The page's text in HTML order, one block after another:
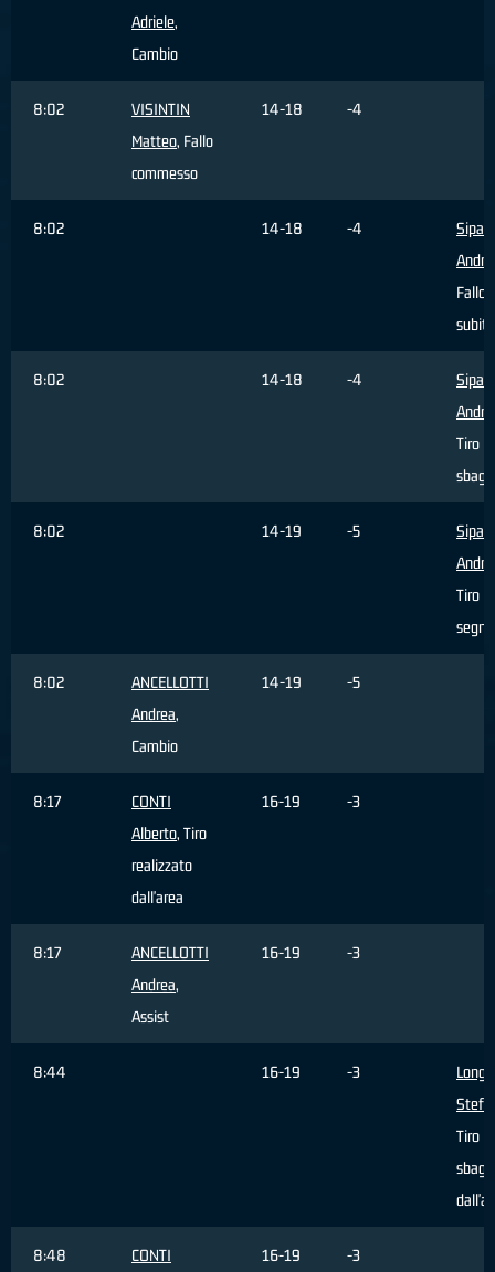
Adriele,
Cambio
8:02
VISINTIN
Matteo, Fallo
commesso
14-18 -4
8:02 14-18 -4
Sipala
Fallo
subito
8:02 14-18 -4
Sipala
Tiro
8:02 14-19 -5
Sipala
Tiro
8:02
ANCELLOTTI
Andrea,
Cambio
14-19 -5
8:17
CONTI
Alberto, Tiro
realizzato
dall'area
16-19 -3
8:17
ANCELLOTTI
Andrea,
Assist
16-19 -3
8:44 16-19 -3
Longo
Tiro
8:48 CONTI 16-19 -3